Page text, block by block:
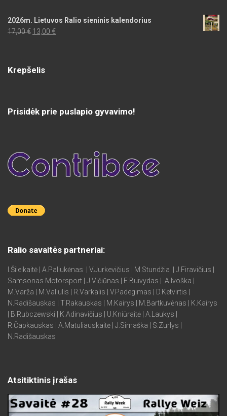
2026m. Lietuvos Ralio sieninis kalendorius
17,00€ Original
13,00 €Current
Krepšelis
Prisidėk prie puslapio gyvavimo!
Ralio savaitės partneriai:
I.Šileikaitė | A.Paliukėnas | V.Jurkevičius | M.Stundžia | J.Firavičius |
Samsonas Motorsport | J.Vičiūnas | E.Buivydas | A.Ivoška |
M.Varža | M.Valiulis | R.Varkalis | V.Padegimas | D.Ketvirtis |
N.Radišauskas | T.Rakauskas | M.Kairys | M.Bartkuvėnas | K.Kairys
| B.Rubczewski | K.Adinavičius | U.Kniūraitė | A.Laukys |
R.Čapkauskas | A.Matuliauskaitė | J.Simaška | S.Zurlys |
N.Radišauskas
Atsitiktinis įrašas